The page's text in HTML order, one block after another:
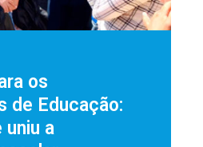
os
de Educação:
uniu a